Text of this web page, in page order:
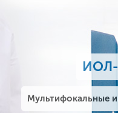
Мультифокальные